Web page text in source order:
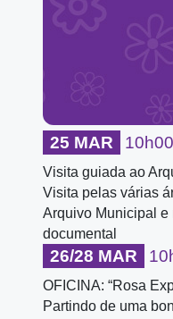
25 MAR 10h00
Visita guiada ao
Visita pelas várias
Arquivo Municipal e
documental
26/28 MAR
OFICINA: “Rosa
Partindo de uma